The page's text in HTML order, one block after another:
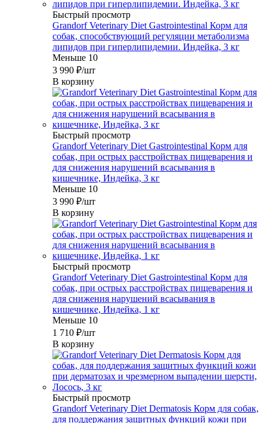
Быстрый просмотр
Grandorf Veterinary Diet Gastrointestinal Корм для
собак, способствующий регуляции метаболизма
липидов при гиперлипидемии. Индейка, 3 кг
Меньше 10
3 990 ₽/шт
В корзину
Быстрый просмотр
Grandorf Veterinary Diet Gastrointestinal Корм для
собак, при острых расстройствах пищеварения и
для снижения нарушений всасывания в
кишечнике, Индейка, 3 кг
Меньше 10
3 990 ₽/шт
В корзину
Быстрый просмотр
Grandorf Veterinary Diet Gastrointestinal Корм для
собак, при острых расстройствах пищеварения и
для снижения нарушений всасывания в
кишечнике, Индейка, 1 кг
Меньше 10
1 710 ₽/шт
В корзину
Быстрый просмотр
Grandorf Veterinary Diet Dermatosis Корм для собак,
для поддержания защитных функций кожи при